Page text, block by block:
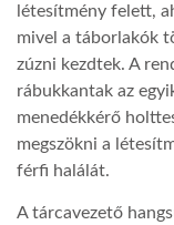
A NAP SZÉPE
LINKTR.EE
GLOBOZSARU
létesítmény felett,
mivel a táborlakók
zúzni kezdtek. A
rábukkantak az
menedékkérő
megszökni a
férfi halálát.
A tárcavezető